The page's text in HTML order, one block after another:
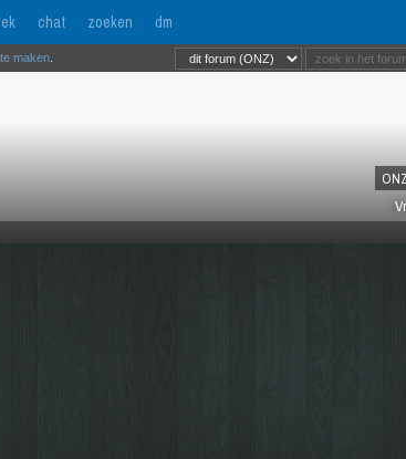
chat zoeken dm
ONZ
maken